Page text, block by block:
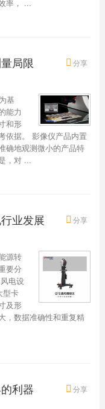
率， ...
分享
局限
基
能力
和形
依据。 影像仪产品内置
确地观测微小的产品特
，对 ...
分享
业发展
源转
要分
电设
型卡
及形
，数据准确性和重复精
分享
利器